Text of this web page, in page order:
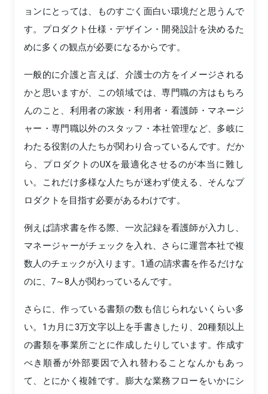
ョンにとっては、ものすごく面白い環境だと思うんで
す。プロダクト仕様・デザイン・開発設計を決めるた
めに多くの観点が必要になるからです。
一般的に介護と言えば、介護士の方をイメージされる
かと思いますが、この領域では、専門職の方はもちろ
んのこと、利用者の家族・利用者・看護師・マネージ
ャー・専門職以外のスタッフ・本社管理など、多岐に
わたる役割の人たちが関わり合っているんです。だか
ら、プロダクトのUXを最適化させるのが本当に難し
い。これだけ多様な人たちが迷わず使える、そんなプ
ロダクトを目指す必要があるわけです。
例えば請求書を作る際、一次記録を看護師が入力し、
マネージャーがチェックを入れ、さらに運営本社で複
数人のチェックが入ります。1通の請求書を作るだけな
のに、7～8人が関わっているんです。
さらに、作っている書類の数も信じられないくらい多
い。1カ月に3万文字以上を手書きしたり、20種類以上
の書類を事業所ごとに作成したりしています。作成す
べき順番が外部要因で入れ替わることなんかもあっ
て、とにかく複雑です。膨大な業務フローをいかにシ